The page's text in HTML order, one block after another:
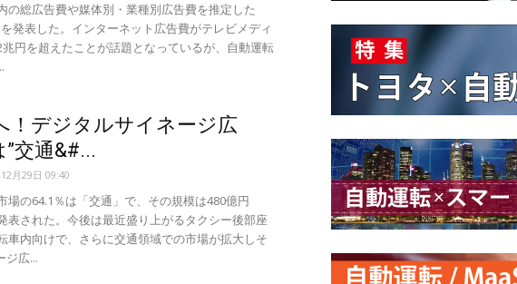
ボ
の総広告費や媒体別・業種別広告費を推定した
発表した。インターネット広告費がテレビメディ
円を超えたことが話題となっているが、自動運転
！デジタルサイネージ広
交通&#...
月29日 09:40
場の64.1％は「交通」で、その規模は480億円
された。今後は最近盛り上がるタクシー後部座
車内向けで、さらに交通領域での市場が拡大しそ
ジ広...